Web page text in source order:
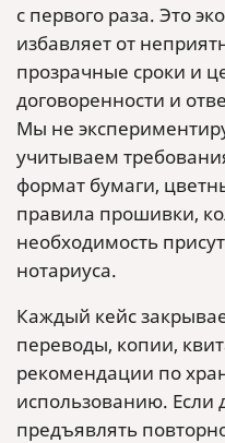
с первого раза. Это
избавляет от
прозрачные сроки и
договоренности и
Мы не
учитываем
формат бумаги,
правила прошивки,
необходимость
нотариуса.
Каждый кейс
переводы, копии,
рекомендации по
использованию. Если
предъявлять